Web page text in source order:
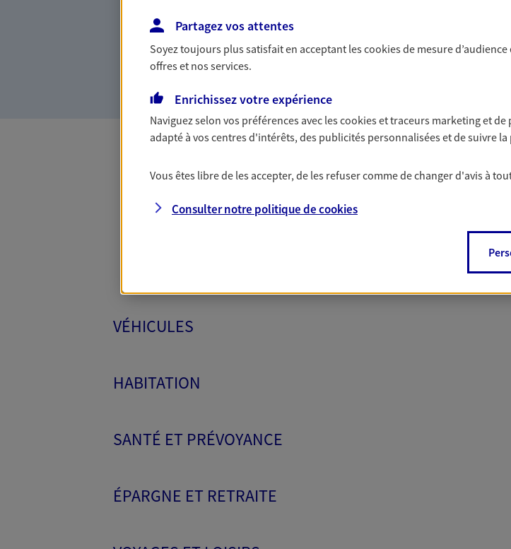
votre vie, c'est ainsi que nous concevons notre métier : dans
la confiance et la proximité. C'est en apprenant à vous
connaître que nous proposons de meilleures solutions.
Toutes nos offres
VÉHICULES
HABITATION
SANTÉ ET PRÉVOYANCE
ÉPARGNE ET RETRAITE
Partagez vos attentes
Soyez toujours plus satisfait en acceptant lescookiesde mesure
offres et nos services.
Enrichissez votre expérience
Naviguez selon vos préférences avec lescookies et traceurs marketing et
adapté à vos centres d'intérêts, des publicités personnalisées et de suivre
Vous êtes libre de les accepter, de les refuser comme de changer d'avis à
Consulter notre politique decookies